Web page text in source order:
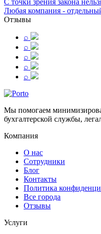
Любая компания -
Отзывы
⌕
⌕
⌕
⌕
⌕
Мы помогаем
бухгалтерской службы,
Компания
О нас
Сотрудники
Блог
Контакты
Политика
Все города
Отзывы
Услуги